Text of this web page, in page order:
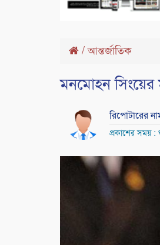
/আন্তর্জাতিক
মনমোহন সিংয়ের
রিপোটারের
প্রকাশের সময় :